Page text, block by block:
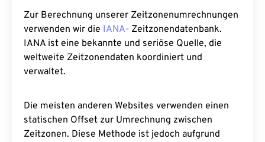
Zur Berechnung unserer Zeitzonenumrechnungen
verwenden wir die IANA- Zeitzonendatenbank.
IANA ist eine bekannte und seriöse Quelle, die
weltweite Zeitzonendaten koordiniert und
verwaltet.
Die meisten anderen Websites verwenden einen
statischen Offset zur Umrechnung zwischen
Zeitzonen. Diese Methode ist jedoch aufgrund